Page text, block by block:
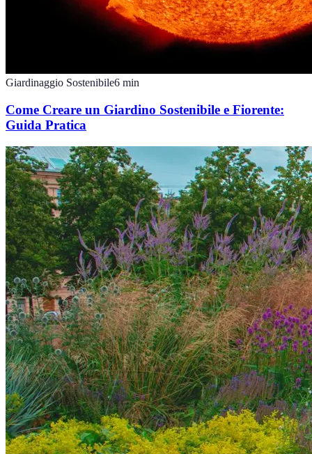
Giardinaggio Sostenibile6 min
Come Creare un Giardino Sostenibile e Fiorente:
Guida Pratica